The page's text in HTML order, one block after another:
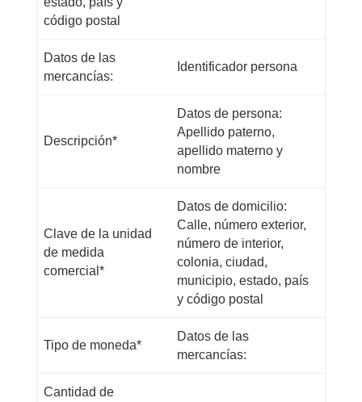
código postal
Datos de las
mercancías:
Identificador persona
Descripción*
Datos de persona:
Apellido paterno,
apellido materno y
nombre
Clave de la unidad
de medida
comercial*
Datos de domicilio:
Calle, número exterior,
número de interior,
colonia, ciudad,
municipio, estado, país
y código postal
Tipo de moneda*
Datos de las
mercancías:
Cantidad de